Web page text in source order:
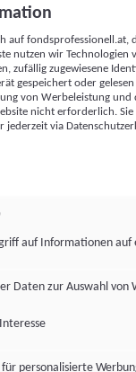
Werbeleistung
(z. B. login-
mit anderen
usw.) auf
werden, um es
oder einer Webseite
hier aufgeführten
auf
nutzen wir Technologien
zufällig zugewiesene
gespeichert oder
von Werbeleistung
nicht erforderlich.
jederzeit via
auf Informationen auf
Daten zur Auswahl von
personalisierte